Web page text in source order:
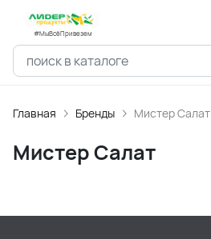
#МыВсёПривезем
Главная Бренды Мистер Салат
Мистер Салат